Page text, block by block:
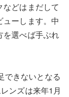
どはまだして
ーします。中
を選べば手ぶれ
できないとなる
ンズは来年1月